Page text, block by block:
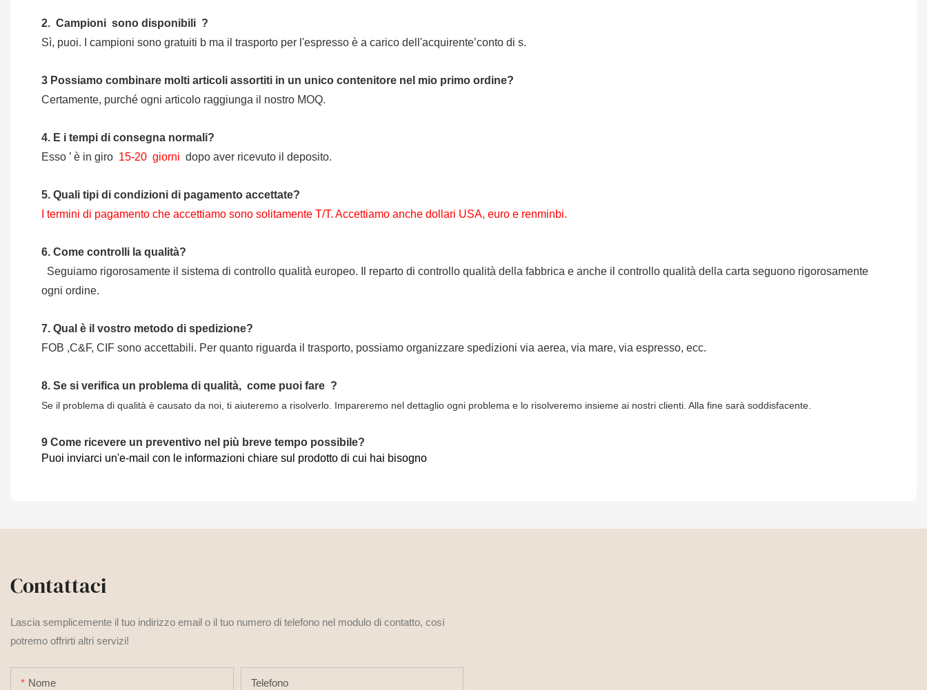
2. Campioni sono disponibili ?
Sì, puoi.
I campioni sono gratuiti b ma il trasporto per l'espresso è a carico dell'acquirente’conto di s.
3 Possiamo combinare molti articoli assortiti in un unico contenitore nel mio primo ordine?
Certamente, purché ogni articolo raggiunga il nostro MOQ.
4. E i tempi di consegna normali?
Esso ’ è in giro 15-20 giorni dopo aver ricevuto il deposito.
5. Quali tipi di condizioni di pagamento accettate?
I termini di pagamento che accettiamo sono solitamente T/T. Accettiamo anche dollari USA, euro e renminbi.
6. Come controlli la qualità?
Seguiamo rigorosamente il sistema di controllo qualità europeo. Il reparto di controllo qualità della fabbrica e anche il controllo qualità della carta seguono rigorosamente
ogni ordine.
7. Qual è il vostro metodo di spedizione?
FOB ,C&F, CIF sono accettabili. Per quanto riguarda il trasporto, possiamo organizzare spedizioni via aerea, via mare, via espresso, ecc.
8. Se si verifica un problema di qualità, come puoi fare ?
Se il problema di qualità è causato da noi, ti aiuteremo a risolverlo. Impareremo nel dettaglio ogni problema e lo risolveremo insieme ai nostri clienti. Alla fine sarà soddisfacente.
9 Come ricevere un preventivo nel più breve tempo possibile?
Puoi inviarci un'e-mail con le informazioni chiare sul prodotto di cui hai bisogno
Contattaci
Lascia semplicemente il tuo indirizzo email o il tuo numero di telefono nel modulo di contatto, così
potremo offrirti altri servizi!
Nome Telefono